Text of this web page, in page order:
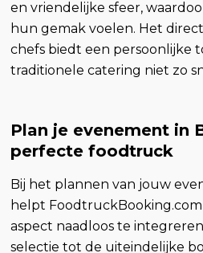
en vriendelijke sfeer,
hun gemak voelen. Het
chefs biedt een persoonlijke
traditionele catering niet zo
Plan je evenement in
perfecte foodtruck
Bij het plannen van jouw
helpt
aspect naadloos te
selectie tot de uiteindelijke